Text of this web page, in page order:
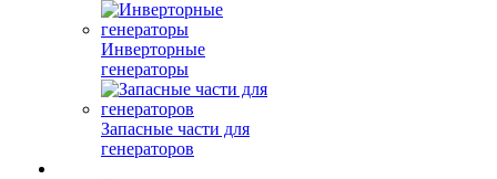
Инверторные
генераторы
Запасные части для
генераторов